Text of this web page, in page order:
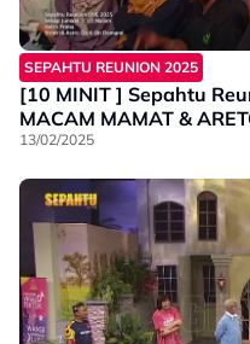
SEPAHTU REUNION 2025
[10 MINIT ] Sepahtu
MACAM MAMAT &
13/02/2025